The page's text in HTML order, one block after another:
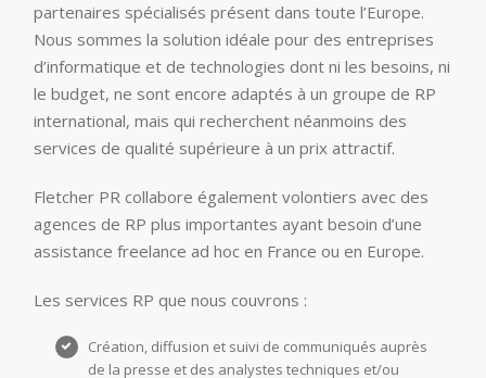
partenaires spécialisés présent dans toute l’Europe.
Nous sommes la solution idéale pour des entreprises
d’informatique et de technologies dont ni les besoins, ni
le budget, ne sont encore adaptés à un groupe de RP
international, mais qui recherchent néanmoins des
services de qualité supérieure à un prix attractif.
Fletcher PR collabore également volontiers avec des
agences de RP plus importantes ayant besoin d’une
assistance freelance ad hoc en France ou en Europe.
Les services RP que nous couvrons :
Création, diffusion et suivi de communiqués auprès
de la presse et des analystes techniques et/ou